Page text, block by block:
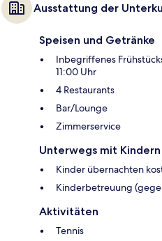
Ausstattung der
Speisen und Getränke
Inbegriffenes
11:00 Uhr
4 Restaurants
Bar/Lounge
Zimmerservice
Unterwegs mit Kindern
Kinder übernachten
Kinderbetreuung
Aktivitäten
Tennis